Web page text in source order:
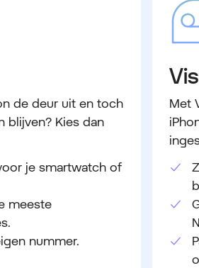
de deur uit en toch
blijven? Kies dan
je smartwatch of
meeste
nummer.
Met